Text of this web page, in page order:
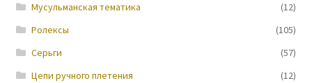
Мусульманская тематика
(12)
Ролексы
(105)
Серьги
(57)
Цепи ручного плетения
(12)